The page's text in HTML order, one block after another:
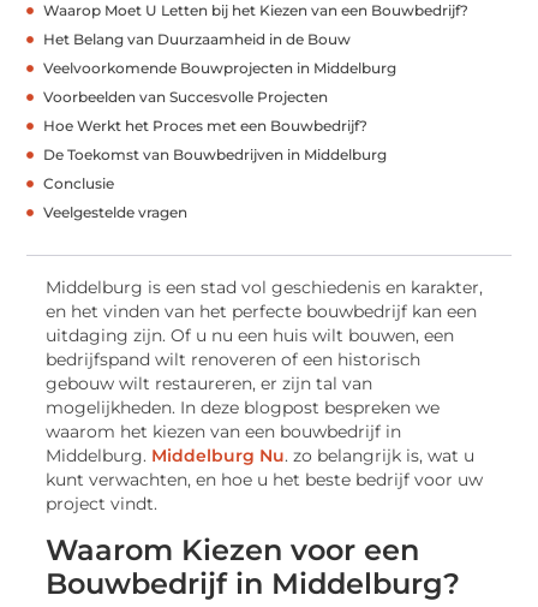
Waarop Moet U Letten bij het Kiezen van een Bouwbedrijf?
Het Belang van Duurzaamheid in de Bouw
Veelvoorkomende Bouwprojecten in Middelburg
Voorbeelden van Succesvolle Projecten
Hoe Werkt het Proces met een Bouwbedrijf?
De Toekomst van Bouwbedrijven in Middelburg
Conclusie
Veelgestelde vragen
Middelburg is een stad vol geschiedenis en karakter,
en het vinden van het perfecte bouwbedrijf kan een
uitdaging zijn. Of u nu een huis wilt bouwen, een
bedrijfspand wilt renoveren of een historisch
gebouw wilt restaureren, er zijn tal van
mogelijkheden. In deze blogpost bespreken we
waarom het kiezen van een bouwbedrijf in
Middelburg. Middelburg Nu. zo belangrijk is, wat u
kunt verwachten, en hoe u het beste bedrijf voor uw
project vindt.
Waarom Kiezen voor een
Bouwbedrijf in Middelburg?